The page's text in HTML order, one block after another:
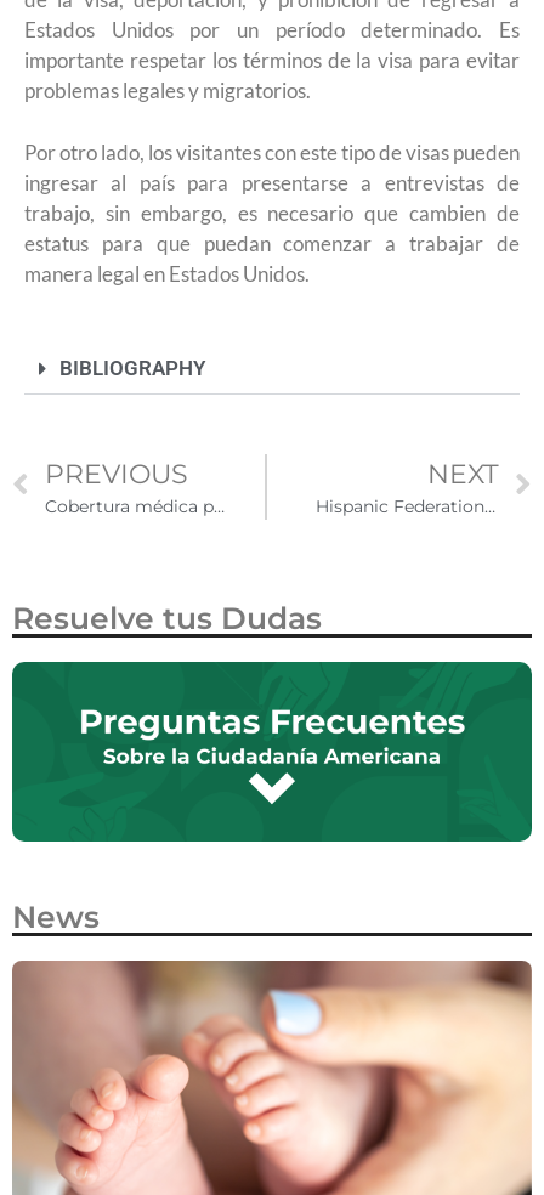
Estados Unidos por un período determinado. Es
importante respetar los términos de la visa para evitar
problemas legales y migratorios.
Por otro lado, los visitantes con este tipo de visas pueden
ingresar al país para presentarse a entrevistas de
trabajo, sin embargo, es necesario que cambien de
estatus para que puedan comenzar a trabajar de
manera legal en Estados Unidos.
BIBLIOGRAPHY
PREVIOUS
Cobertura médica para los inmigrantes legales
NEXT
Hispanic Federation relanza su sitio web con nuevos contenidos para la comunidad latina
Resuelve tus Dudas
News